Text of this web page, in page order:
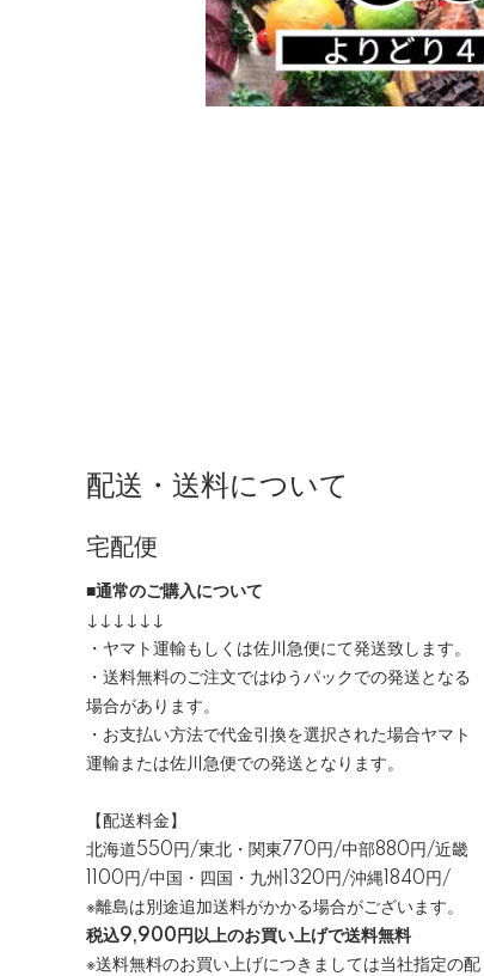
配送・送料について
宅配便
■通常のご購入について
↓↓↓↓↓↓
・ヤマト運輸もしくは佐川急便にて発送致します。
・送料無料のご注文ではゆうパックでの発送となる
場合があります。
・お支払い方法で代金引換を選択された場合ヤマト
運輸または佐川急便での発送となります。
【配送料金】
北海道550円/東北・関東770円/中部880円/近畿
1100円/中国・四国・九州1320円/沖縄1840円/
※離島は別途追加送料がかかる場合がございます。
税込9,900円以上のお買い上げで送料無料
※送料無料のお買い上げにつきましては当社指定の配